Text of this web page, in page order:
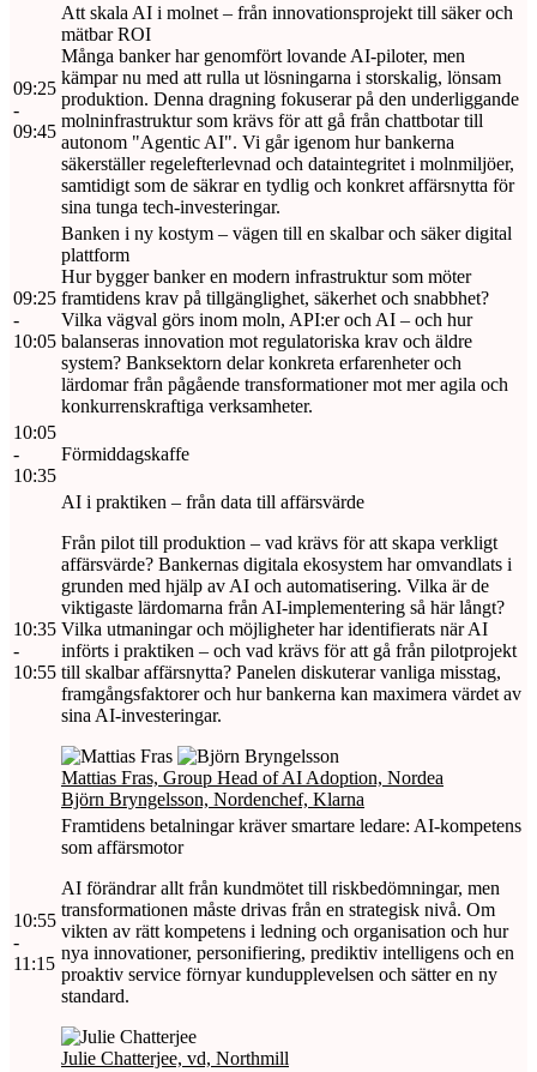
09:25
-
09:45
Att skala AI i molnet – från innovationsprojekt till säker och
mätbar ROI
Många banker har genomfört lovande AI-piloter, men
kämpar nu med att rulla ut lösningarna i storskalig, lönsam
produktion. Denna dragning fokuserar på den underliggande
molninfrastruktur som krävs för att gå från chattbotar till
autonom "Agentic AI". Vi går igenom hur bankerna
säkerställer regelefterlevnad och dataintegritet i molnmiljöer,
samtidigt som de säkrar en tydlig och konkret affärsnytta för
sina tunga tech-investeringar.
09:25
-
10:05
Banken i ny kostym – vägen till en skalbar och säker digital
plattform
Hur bygger banker en modern infrastruktur som möter
framtidens krav på tillgänglighet, säkerhet och snabbhet?
Vilka vägval görs inom moln, API:er och AI – och hur
balanseras innovation mot regulatoriska krav och äldre
system? Banksektorn delar konkreta erfarenheter och
lärdomar från pågående transformationer mot mer agila och
konkurrenskraftiga verksamheter.
10:05
-
10:35
Förmiddagskaffe
10:35
-
10:55
AI i praktiken – från data till affärsvärde
Från pilot till produktion – vad krävs för att skapa verkligt
affärsvärde? Bankernas digitala ekosystem har omvandlats i
grunden med hjälp av AI och automatisering. Vilka är de
viktigaste lärdomarna från AI-implementering så här långt?
Vilka utmaningar och möjligheter har identifierats när AI
införts i praktiken – och vad krävs för att gå från pilotprojekt
till skalbar affärsnytta? Panelen diskuterar vanliga misstag,
framgångsfaktorer och hur bankerna kan maximera värdet av
sina AI-investeringar.
Mattias Fras, Group Head of AI Adoption, Nordea
Björn Bryngelsson, Nordenchef, Klarna
10:55
-
11:15
Framtidens betalningar kräver smartare ledare: AI-kompetens
som affärsmotor
AI förändrar allt från kundmötet till riskbedömningar, men
transformationen måste drivas från en strategisk nivå. Om
vikten av rätt kompetens i ledning och organisation och hur
nya innovationer, personifiering, prediktiv intelligens och en
proaktiv service förnyar kundupplevelsen och sätter en ny
standard.
Julie Chatterjee, vd, Northmill